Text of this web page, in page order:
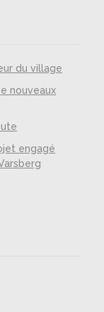
du village
nouveaux
engagé